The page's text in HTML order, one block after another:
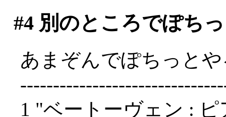
#4別のところでぽち
あまぞんでぽちっと
1 "ベートーヴェン :